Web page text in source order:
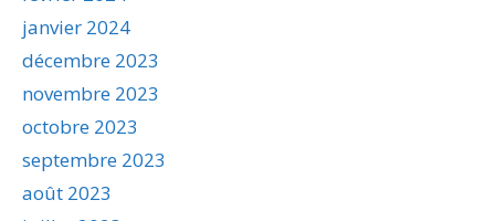
janvier 2024
décembre 2023
novembre 2023
octobre 2023
septembre 2023
août 2023